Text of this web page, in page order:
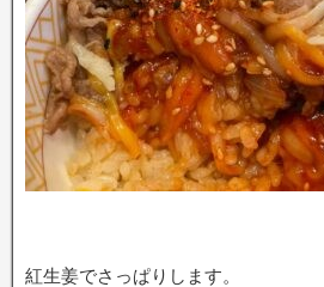
紅生姜でさっぱりします。